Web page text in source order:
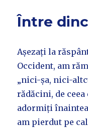
Între
Așezați la
Occident, am
„nici-șa, nici-
rădăcini, de
adormiți
am pierdut pe